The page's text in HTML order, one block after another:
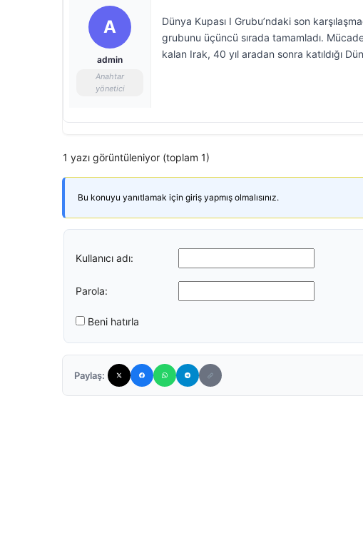
A
admin
Anahtar
yönetici
Dünya Kupası I Grubu’ndaki son
grubunu üçüncü sırada tamamladı.
kalan Irak, 40 yıl aradan sonra katıldığı
1 yazı görüntüleniyor (toplam 1)
Bu konuyu yanıtlamak için giriş yapmış olmalısınız.
Kullanıcı adı:
Parola:
Beni hatırla
Paylaş: